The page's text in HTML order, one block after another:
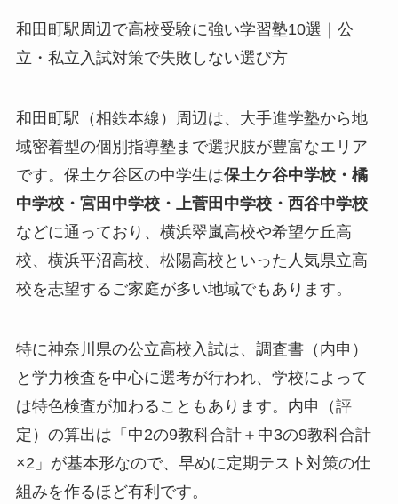
和田町駅周辺で高校受験に強い学習塾10選｜公
立・私立入試対策で失敗しない選び方
和田町駅（相鉄本線）周辺は、大手進学塾から地
域密着型の個別指導塾まで選択肢が豊富なエリア
です。保土ケ谷区の中学生は保土ケ谷中学校・橘
中学校・宮田中学校・上菅田中学校・西谷中学校
などに通っており、横浜翠嵐高校や希望ケ丘高
校、横浜平沼高校、松陽高校といった人気県立高
校を志望するご家庭が多い地域でもあります。
特に神奈川県の公立高校入試は、調査書（内申）
と学力検査を中心に選考が行われ、学校によって
は特色検査が加わることもあります。内申（評
定）の算出は「中2の9教科合計＋中3の9教科合計
×2」が基本形なので、早めに定期テスト対策の仕
組みを作るほど有利です。